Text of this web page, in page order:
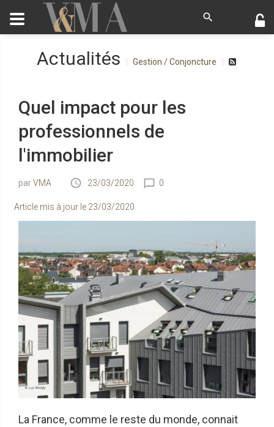
Actualités Gestion / Conjoncture
Quel impact pour les
professionnels de
l'immobilier
VMA 23/03/2020 0
Article mis à jour le 23/03/2020
La France, comme le reste du monde, connait